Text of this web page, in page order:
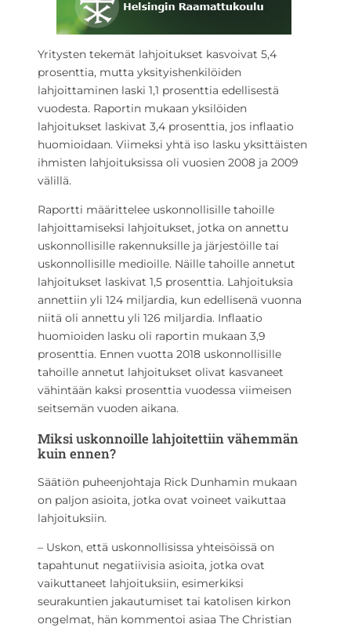
Yritysten tekemät lahjoitukset kasvoivat 5,4
prosenttia, mutta yksityishenkilöiden
lahjoittaminen laski 1,1 prosenttia edellisestä
vuodesta. Raportin mukaan yksilöiden
lahjoitukset laskivat 3,4 prosenttia, jos inflaatio
huomioidaan. Viimeksi yhtä iso lasku yksittäisten
ihmisten lahjoituksissa oli vuosien 2008 ja 2009
välillä.
Raportti määrittelee uskonnollisille tahoille
lahjoittamiseksi lahjoitukset, jotka on annettu
uskonnollisille rakennuksille ja järjestöille tai
uskonnollisille medioille. Näille tahoille annetut
lahjoitukset laskivat 1,5 prosenttia. Lahjoituksia
annettiin yli 124 miljardia, kun edellisenä vuonna
niitä oli annettu yli 126 miljardia. Inflaatio
huomioiden lasku oli raportin mukaan 3,9
prosenttia. Ennen vuotta 2018 uskonnollisille
tahoille annetut lahjoitukset olivat kasvaneet
vähintään kaksi prosenttia vuodessa viimeisen
seitsemän vuoden aikana.
Miksi uskonnoille lahjoitettiin vähemmän
kuin ennen?
Säätiön puheenjohtaja Rick Dunhamin mukaan
on paljon asioita, jotka ovat voineet vaikuttaa
lahjoituksiin.
– Uskon, että uskonnollisissa yhteisöissä on
tapahtunut negatiivisia asioita, jotka ovat
vaikuttaneet lahjoituksiin, esimerkiksi
seurakuntien jakautumiset tai katolisen kirkon
ongelmat, hän kommentoi asiaa The Christian